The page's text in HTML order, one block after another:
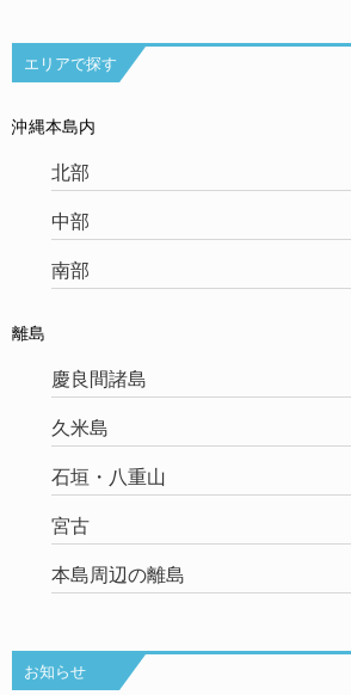
エリアで探す
沖縄本島内
北部
中部
南部
離島
慶良間諸島
久米島
石垣・八重山
宮古
本島周辺の離島
お知らせ